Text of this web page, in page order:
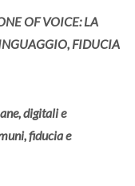
OF VOICE: LA
FIDUCIA
digitali e
fiducia e